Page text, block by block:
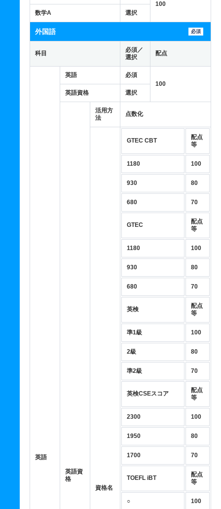
100
数学A
選択
外国語 必須
科目
必須／
選択
配点
英語
英語
必須
100
英語資格
選択
英語資
格
活用方
法
点数化
資格名
GTEC CBT
配点
等
1180 100
930 80
680 70
GTEC
配点
等
1180 100
930 80
680 70
英検
配点
等
準1級 100
2級 80
準2級 70
英検CSEスコア
配点
等
2300 100
1950 80
1700 70
TOEFL iBT
配点
等
○ 100